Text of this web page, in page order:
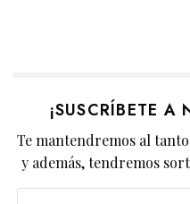
¡SUSCRÍBETE A
Te mantendremos al
y además, tendremos